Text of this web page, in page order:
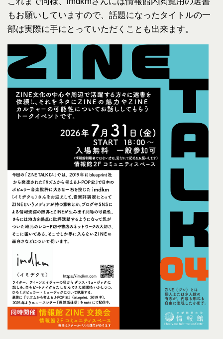
もお願いしていますので、話題になったタイトルの一
部は実際に手にとっていただくことも出来ます。